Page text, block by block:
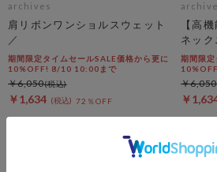
archives
肩リボンワンショルスウェット
／
期間限定タイムセールSALE価格から更に
10%OFF! 8/10 10:00まで
￥1,634 72％OFF
￥6,050
【高
ネッ
期間限
￥
￥6,050